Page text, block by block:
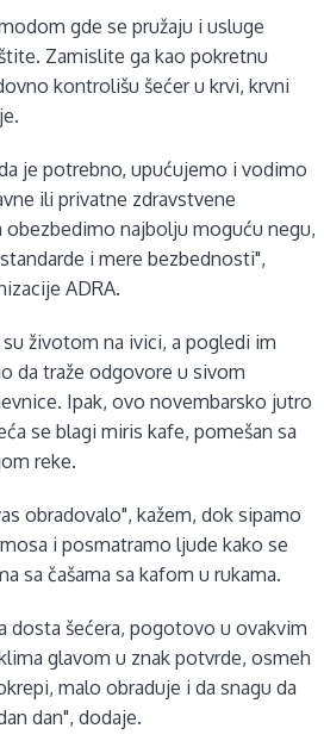
gde se pružaju i usluge
Zamislite ga kao pokretnu
kontrolišu šećer u krvi, krvni
je potrebno, upućujemo i vodimo
ili privatne zdravstvene
najbolju moguću negu,
i mere bezbednosti",
ADRA.
životom na ivici, a pogledi im
da traže odgovore u sivom
Ipak, ovo novembarsko jutro
se blagi miris kafe, pomešan sa
reke.
obradovalo", kažem, dok sipamo
i posmatramo ljude kako se
sa čašama sa kafom u rukama.
dosta šećera, pogotovo u ovakvim
glavom u znak potvrde, osmeh
malo obraduje i da snagu da
dan", dodaje.